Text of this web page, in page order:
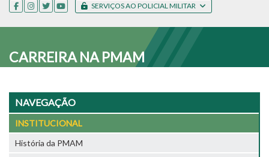
SERVIÇOS AO POLICIAL MILITAR
CARREIRA NA PMAM
NAVEGAÇÃO
INSTITUCIONAL
História da PMAM